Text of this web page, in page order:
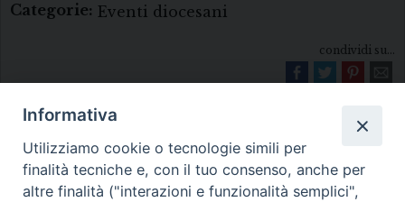
Categorie: Eventi diocesani
condividi su...
Informativa
Utilizziamo cookie o tecnologie simili per
finalità tecniche e, con il tuo consenso, anche per
altre finalità ("interazioni e funzionalità semplici",